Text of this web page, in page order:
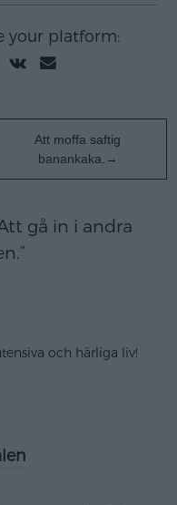
your platform:
Att moffa saftig
banankaka.
gå in i andra
”
och härliga liv!